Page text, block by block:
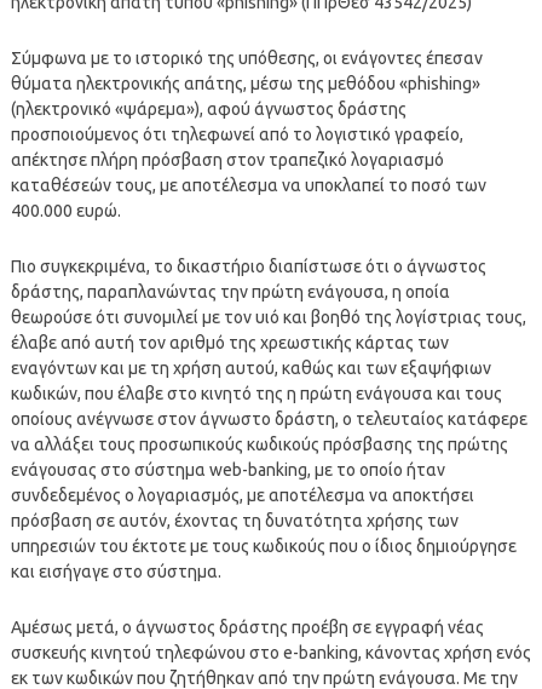
Σύμφωνα με το ιστορικό της υπόθεσης, οι ενάγοντες έπεσαν
θύματα ηλεκτρονικής απάτης, μέσω της μεθόδου «phishing»
(ηλεκτρονικό «ψάρεμα»), αφού άγνωστος δράστης
προσποιούμενος ότι τηλεφωνεί από το λογιστικό γραφείο,
απέκτησε πλήρη πρόσβαση στον τραπεζικό λογαριασμό
καταθέσεών τους, με αποτέλεσμα να υποκλαπεί το ποσό των
400.000 ευρώ.
Πιο συγκεκριμένα, το δικαστήριο διαπίστωσε ότι ο άγνωστος
δράστης, παραπλανώντας την πρώτη ενάγουσα, η οποία
θεωρούσε ότι συνομιλεί με τον υιό και βοηθό της λογίστριας τους,
έλαβε από αυτή τον αριθμό της χρεωστικής κάρτας των
εναγόντων και με τη χρήση αυτού, καθώς και των εξαψήφιων
κωδικών, που έλαβε στο κινητό της η πρώτη ενάγουσα και τους
οποίους ανέγνωσε στον άγνωστο δράστη, ο τελευταίος κατάφερε
να αλλάξει τους προσωπικούς κωδικούς πρόσβασης της πρώτης
ενάγουσας στο σύστημα web-banking, με το οποίο ήταν
συνδεδεμένος ο λογαριασμός, με αποτέλεσμα να αποκτήσει
πρόσβαση σε αυτόν, έχοντας τη δυνατότητα χρήσης των
υπηρεσιών του έκτοτε με τους κωδικούς που ο ίδιος δημιούργησε
και εισήγαγε στο σύστημα.
Αμέσως μετά, ο άγνωστος δράστης προέβη σε εγγραφή νέας
συσκευής κινητού τηλεφώνου στο e-banking, κάνοντας χρήση ενός
εκ των κωδικών που ζητήθηκαν από την πρώτη ενάγουσα. Με την